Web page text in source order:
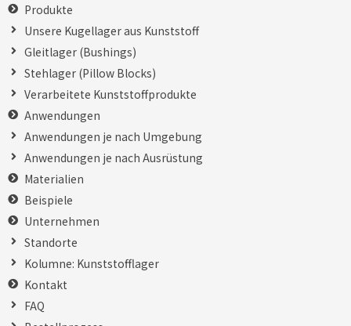
Produkte
Unsere Kugellager aus Kunststoff
Gleitlager (Bushings)
Stehlager (Pillow Blocks)
Verarbeitete Kunststoffprodukte
Anwendungen
Anwendungen je nach Umgebung
Anwendungen je nach Ausrüstung
Materialien
Beispiele
Unternehmen
Standorte
Kolumne: Kunststofflager
Kontakt
FAQ